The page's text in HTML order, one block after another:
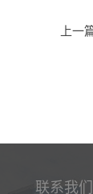
上一
联系我们